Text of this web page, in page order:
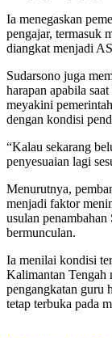
Ia menegaskan
pengajar, termasuk
diangkat menjadi
Sudarsono juga
harapan apabila
meyakini
dengan kondisi
“Kalau sekarang
penyesuaian lagi
Menurutnya,
menjadi faktor
usulan
bermunculan.
Ia menilai kondisi
Kalimantan Tengah
pengangkatan guru
tetap terbuka pada